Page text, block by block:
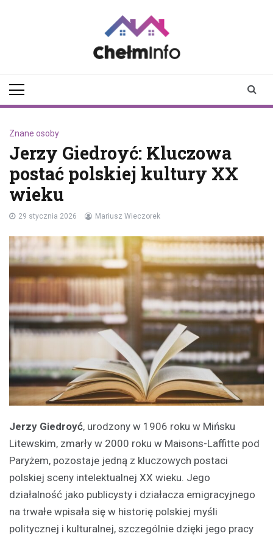
Znane osoby
Jerzy Giedroyć: Kluczowa
postać polskiej kultury XX
wieku
29 stycznia 2026 Mariusz Wieczorek
Jerzy Giedroyć, urodzony w 1906 roku w Mińsku
Litewskim, zmarły w 2000 roku w Maisons-Laffitte pod
Paryżem, pozostaje jedną z kluczowych postaci
polskiej sceny intelektualnej XX wieku. Jego
działalność jako publicysty i działacza emigracyjnego
na trwałe wpisała się w historię polskiej myśli
politycznej i kulturalnej, szczególnie dzięki jego pracy